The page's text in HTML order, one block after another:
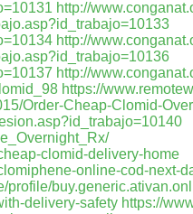
http://
http://
http://
https://
Order-Cheap-Clomid-
clomid-delivery-home
online-cod-next-
delivery-safety https://